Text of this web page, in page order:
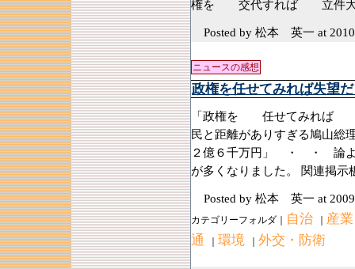
権を 交代すれば 立件
Posted by 松本 英一 at
ニュースの感想
政権を任せてみれば失望
「政権を 任せてみれば
民と距離がありすぎる鳩山総
２億６千万円」 ・ ・ 論よ
が多くなりました。 関連掲示
Posted by 松本 英一 at
カテゴリーフォルダ｜ 自治
産
通
環境 外交・防衛